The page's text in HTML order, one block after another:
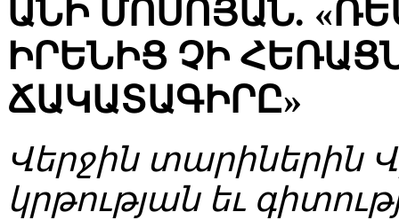
ԱՆԻ ՄՈՍՈՅԱՆ.
ԻՐԵՆԻՑ ՉԻ
ՃԱԿԱՏԱԳԻՐԸ»
Վերջին տարիներին
կրթության եւ